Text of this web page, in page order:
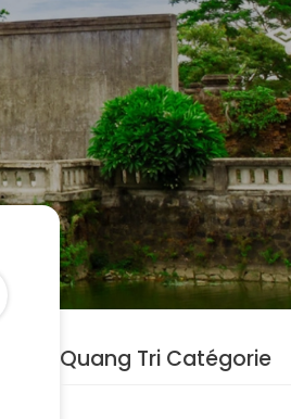
Quang Tri Catégorie